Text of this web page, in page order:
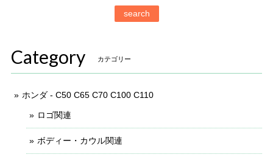
search
Category カテゴリー
ホンダ - C50 C65 C70 C100 C110
ロゴ関連
ボディー・カウル関連